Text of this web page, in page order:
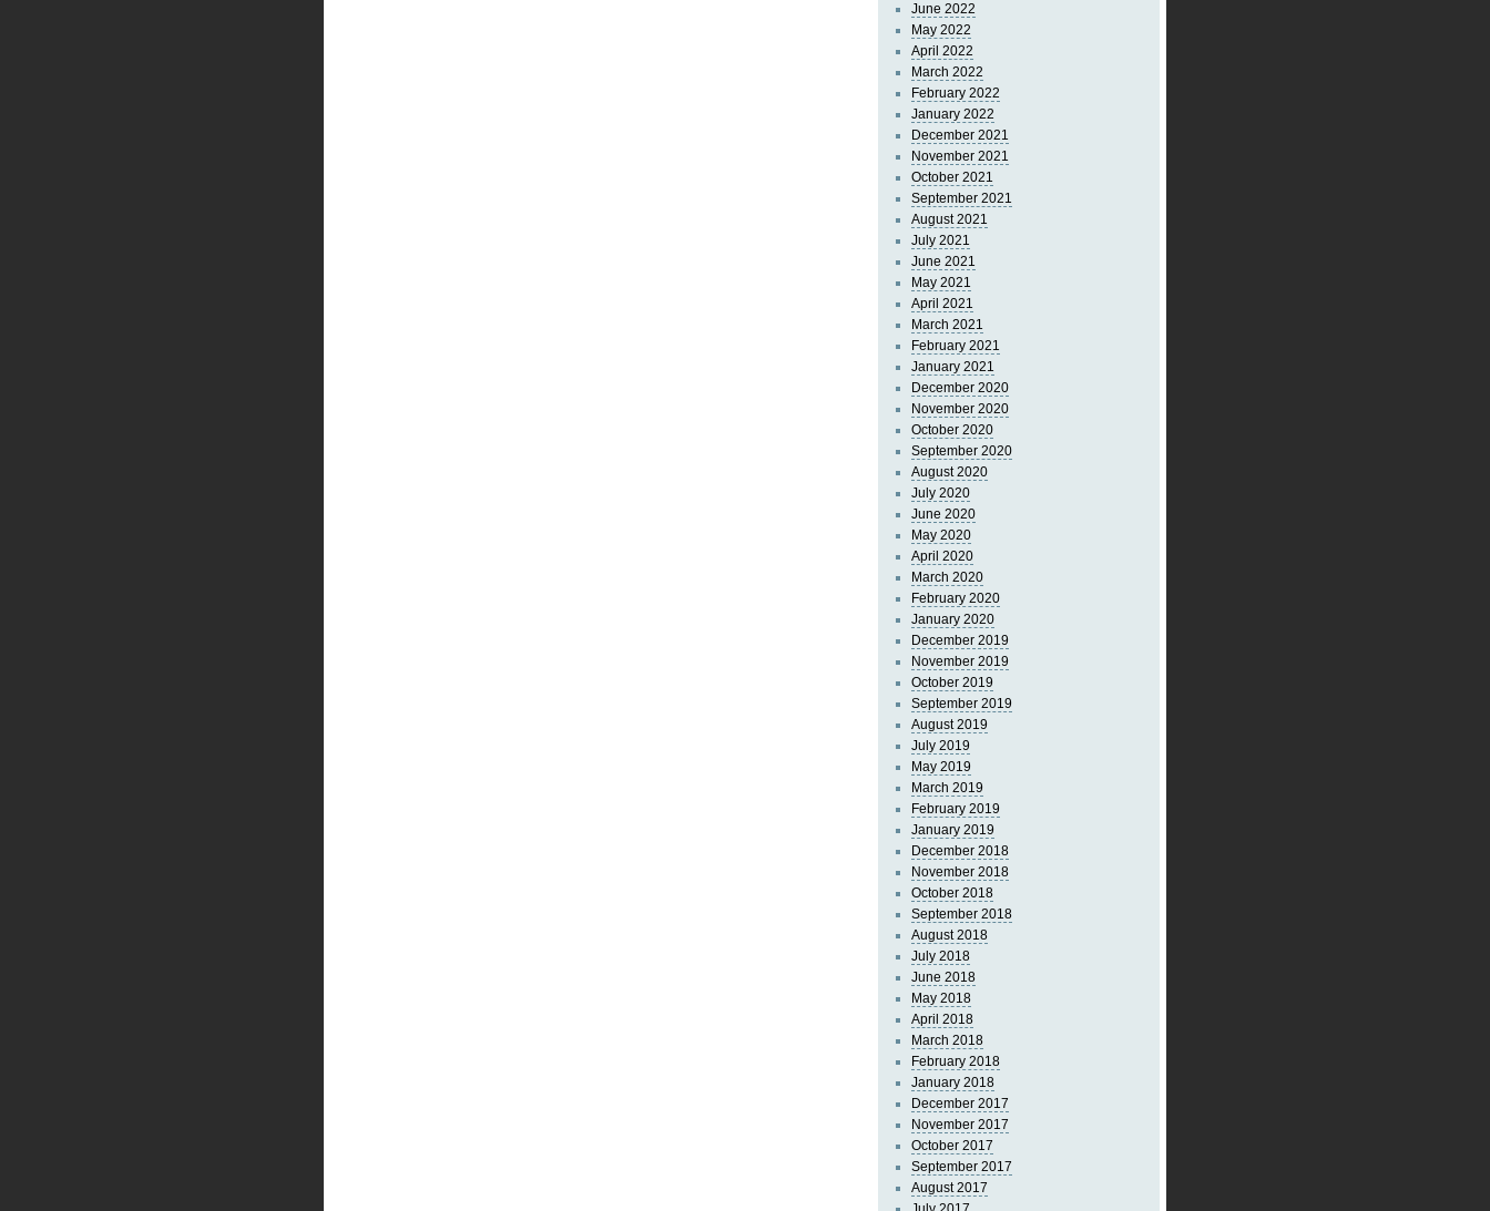
June 2022
May 2022
April 2022
March 2022
February 2022
January 2022
December 2021
November 2021
October 2021
September 2021
August 2021
July 2021
June 2021
May 2021
April 2021
March 2021
February 2021
January 2021
December 2020
November 2020
October 2020
September 2020
August 2020
July 2020
June 2020
May 2020
April 2020
March 2020
February 2020
January 2020
December 2019
November 2019
October 2019
September 2019
August 2019
July 2019
May 2019
March 2019
February 2019
January 2019
December 2018
November 2018
October 2018
September 2018
August 2018
July 2018
June 2018
May 2018
April 2018
March 2018
February 2018
January 2018
December 2017
November 2017
October 2017
September 2017
August 2017